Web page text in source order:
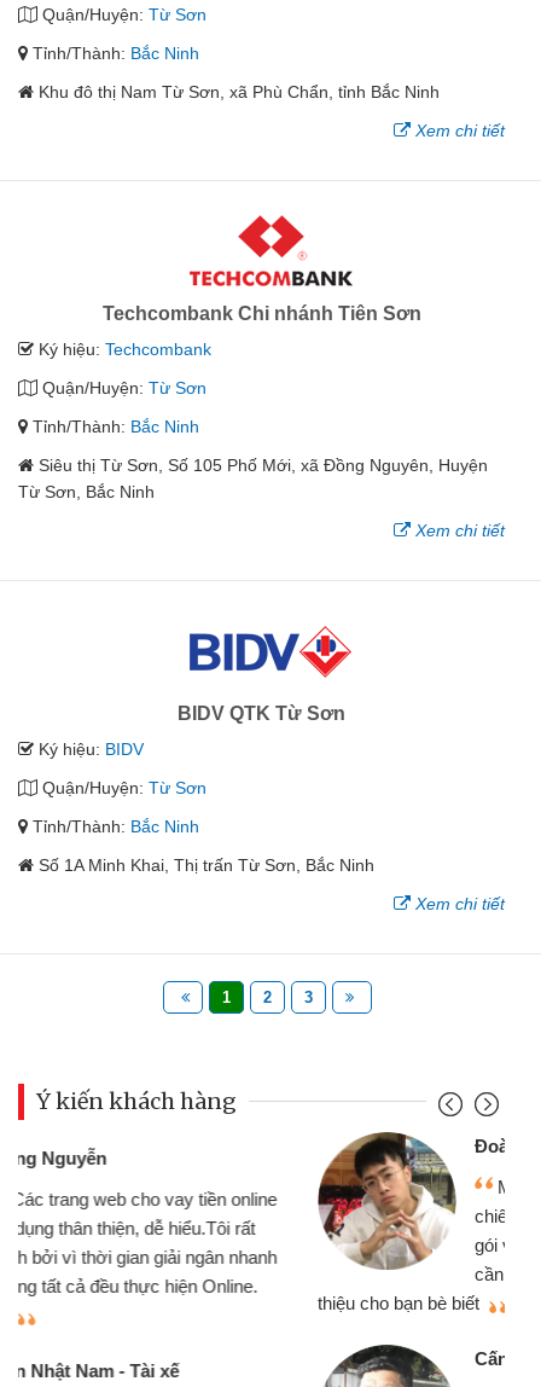
Quận/Huyện: Từ Sơn
Tỉnh/Thành: Bắc Ninh
Khu đô thị Nam Từ Sơn, xã Phù Chẩn, tỉnh Bắc Ninh
Xem chi tiết
Techcombank Chi nhánh Tiên Sơn
Ký hiệu: Techcombank
Quận/Huyện: Từ Sơn
Tỉnh/Thành: Bắc Ninh
Siêu thị Từ Sơn, Số 105 Phố Mới, xã Đồng Nguyên, Huyện
Từ Sơn, Bắc Ninh
Xem chi tiết
BIDV QTK Từ Sơn
Ký hiệu: BIDV
Quận/Huyện: Từ Sơn
Tỉnh/Thành: Bắc Ninh
Số 1A Minh Khai, Thị trấn Từ Sơn, Bắc Ninh
Xem chi tiết
1 2 3
Ý kiến khách hàng
Mình cần tiền gấp nên định cầm cố
chiếc xe wave nhưng thật may đã có
gói vay tiền bằng CMND online không
cần gặp mặt nên rất tiện lợi, sẽ giới
thiệu cho bạn bè biết
Cấn Văn Lực - Tạp hóa